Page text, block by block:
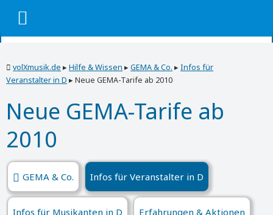
volXmusik.de ▸Hilfe & Wissen ▸GEMA & Co. ▸Infos für
Veranstalter in D ▸Neue GEMA-Tarife ab 2010
Neue GEMA-Tarife ab
2010
GEMA & Co. Infos für Veranstalter in D
Infos für Musikanten in D Erfahrungen & Aktionen